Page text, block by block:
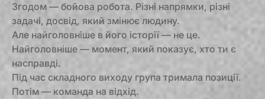
Згодом — бойова робота. Різні напрямки, різні
задачі, досвід, який змінює людину.
Але найголовніше в його історії — не це.
Найголовніше — момент, який показує, хто ти є
насправді.
Під час складного виходу група тримала позиції.
Потім — команда на відхід.